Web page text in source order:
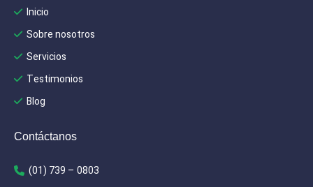
Inicio
Sobre nosotros
Servicios
Testimonios
Blog
Contáctanos
(01) 739 – 0803